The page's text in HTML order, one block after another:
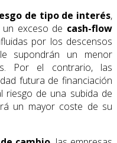
de tipo de interés,
exceso de cash-flow
por los descensos
supondrán un menor
Por el contrario, las
futura de financiación
riesgo de una subida de
un mayor coste de su